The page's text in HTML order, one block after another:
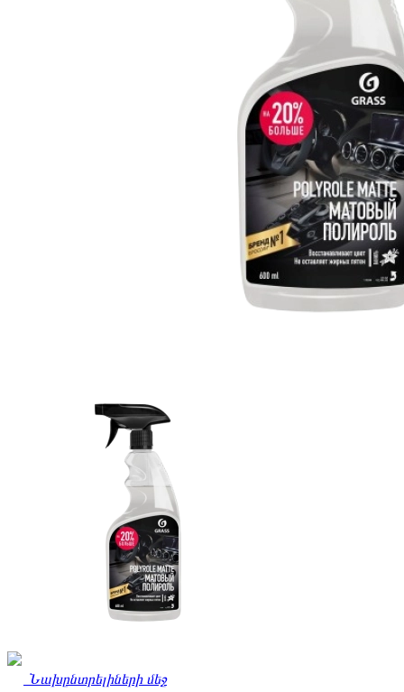
Նախընտրելիների մեջ